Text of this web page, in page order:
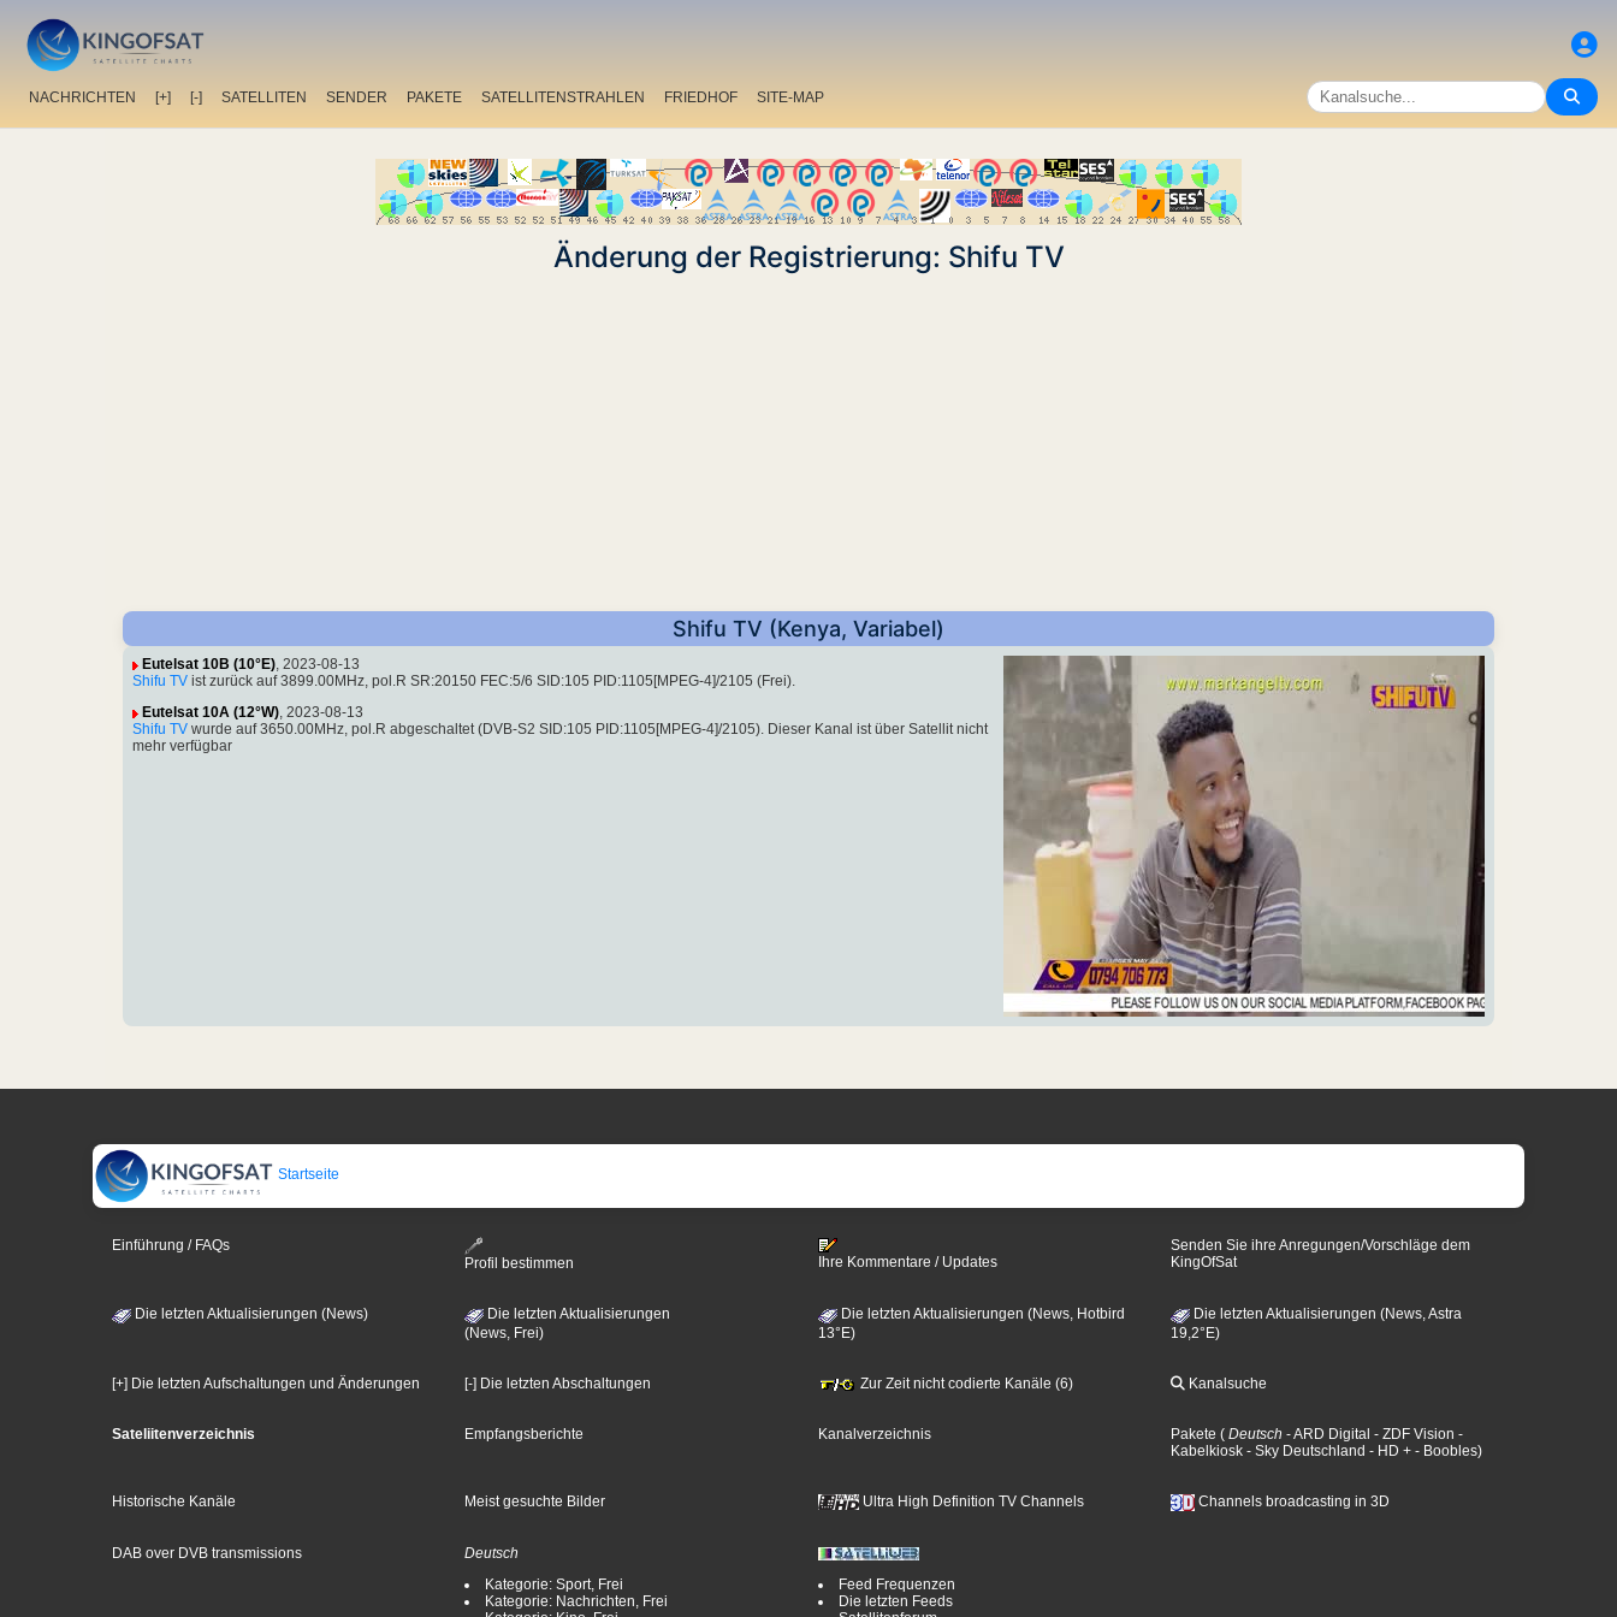
NACHRICHTEN [+] [-] SATELLITEN SENDER PAKETE SATELLITENSTRAHLEN FRIEDHOF SITE-MAP
Änderung der Registrierung: Shifu TV
Shifu TV (Kenya, Variabel)
Eutelsat 10B (10°E), 2023-08-13
Shifu TV ist zurück auf 3899.00MHz, pol.R SR:20150 FEC:5/6 SID:105 PID:1105[MPEG-4]/2105 (Frei).
Eutelsat 10A (12°W), 2023-08-13
Shifu TV wurde auf 3650.00MHz, pol.R abgeschaltet (DVB-S2 SID:105 PID:1105[MPEG-4]/2105). Dieser Kanal ist über Satellit nicht
mehr verfügbar
Startseite
Einführung / FAQs
Profil bestimmen
Ihre Kommentare / Updates
Senden Sie ihre Anregungen/Vorschläge dem
KingOfSat
Die letzten Aktualisierungen (News)
Die letzten Aktualisierungen
(News, Frei)
Die letzten Aktualisierungen (News, Hotbird
13°E)
Die letzten Aktualisierungen (News, Astra
19,2°E)
[+] Die letzten Aufschaltungen und Änderungen [-] Die letzten Abschaltungen Zur Zeit nicht codierte Kanäle (6) Kanalsuche
Sateliitenverzeichnis Empfangsberichte Kanalverzeichnis Pakete ( Deutsch - ARD Digital - ZDF Vision -
Kabelkiosk - Sky Deutschland - HD + - Boobles)
Historische Kanäle Meist gesuchte Bilder Ultra High Definition TV Channels Channels broadcasting in 3D
DAB over DVB transmissions
Deutsch
Kategorie: Sport, Frei
Kategorie: Nachrichten, Frei
Feed Frequenzen
Die letzten Feeds